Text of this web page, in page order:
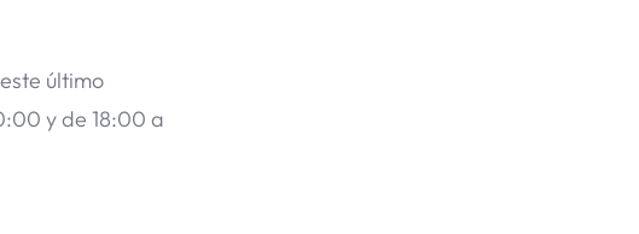
último
y de 18:00 a